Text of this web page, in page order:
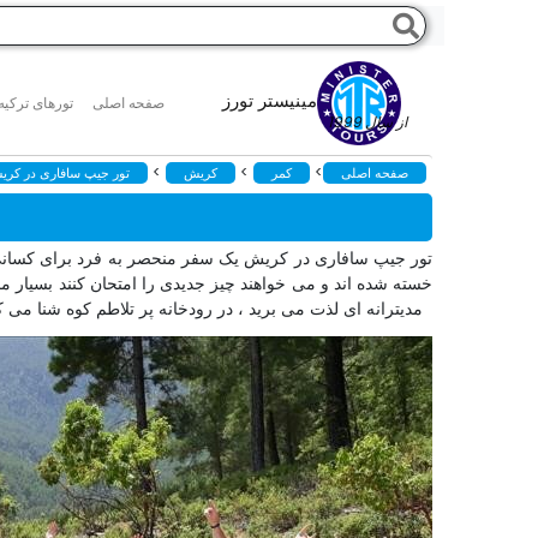
مینیستر تورز
از سال 1999
صفحه اصلی تورهای
صفحه اصلی > کمر > کریش > تور جیپ سافاری در
تور جیپ سافاری در کریش یک سفر منحصر به فرد برای
مدیترانه ای لذت می برید ، در رودخانه پر تلاطم کوه شنا